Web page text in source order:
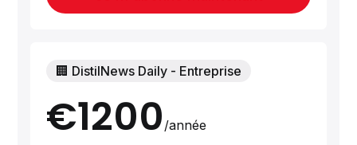
🏢 DistilNews Daily - Entreprise
€1200/année